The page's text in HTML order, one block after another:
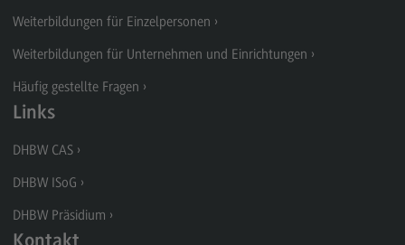
Weiterbildungen für Einzelpersonen
Weiterbildungen für Unternehmen und Einrichtungen
Häufig gestellte Fragen
Links
DHBW CAS
DHBW ISoG
DHBW Präsidium